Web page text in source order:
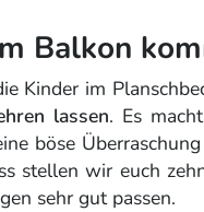
Balkon
Kinder im
lassen. Es
böse
stellen wir euch
sehr gut passen.